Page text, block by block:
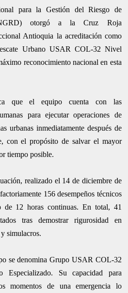
para la Gestión del Riesgo de
otorgó a la Cruz Roja
Antioquia la acreditación como
Urbano USAR COL-32 Nivel
reconocimiento nacional en esta
que el equipo cuenta con las
para ejecutar operaciones de
urbanas inmediatamente después de
con el propósito de salvar el mayor
tiempo posible.
realizado el 14 de diciembre de
156 desempeños técnicos
de 12 horas continuas. En total, 41
tras demostrar rigurosidad en
simulacros.
se denomina Grupo USAR COL-32
Especializado. Su capacidad para
momentos de una emergencia lo